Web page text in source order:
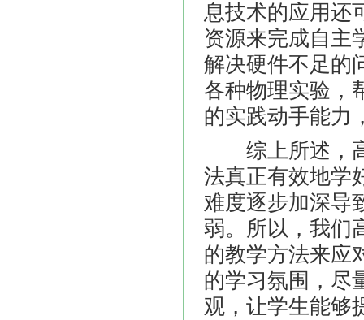
息技术的应用还
资源来完成自主
解决硬件不足的
各种物理实验，
的实践动手能力
综上所述，高
法真正有效地学
难度逐步加深导
弱。所以，我们
的教学方法来应
的学习氛围，尽
观，让学生能够